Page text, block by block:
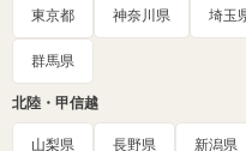
東京都 神奈川県 埼玉
群馬県
北陸・甲信越
山梨県 長野県 新潟県